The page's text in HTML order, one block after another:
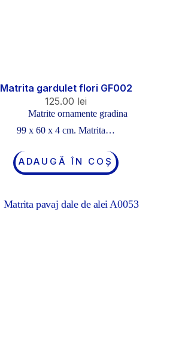
Matrita gardulet flori GF002
125.00 lei
Matrite ornamente gradina
99 x 60 x 4 cm. Matrita…
ADAUGĂ ÎN COȘ